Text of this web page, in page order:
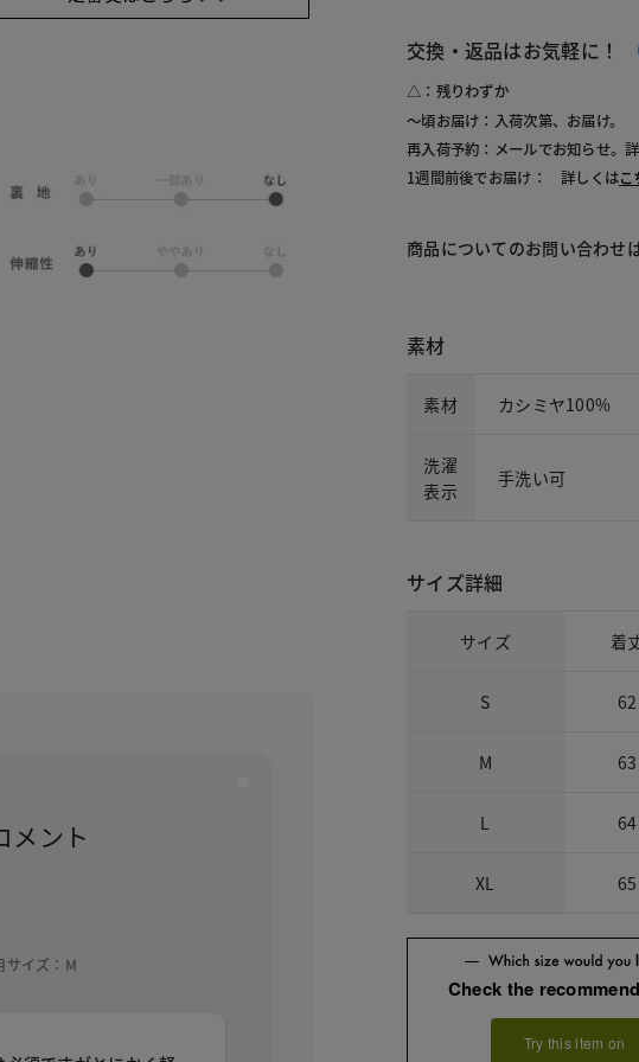
メント
イズ：M
交換・返品はお気軽に！
△：残りわずか
～頃お届け：入荷次第、お届け。
再入荷予約：メールでお知らせ。
1週間前後でお届け： 詳しくはこ
商品についてのお問い合わせ
素材
素材 カシミヤ100%
洗濯
表示
手洗い可
サイズ詳細
サイズ 着
S 62
M 63
L 64
XL 65
Check the
Try this item on